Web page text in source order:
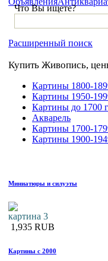
Что Вы ищете?
Расширенный поиск
Купить Живопись,
Картины 1800-
Картины 1950-
Картины до 1700
Акварель
Картины 1700-
Картины 1900-
Миниатюры и силуэты
картина 3
1,935 RUB
Картины с 2000